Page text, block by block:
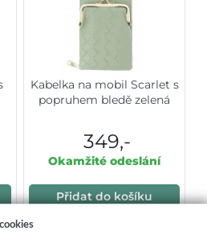
Kabelka na mobil Scarlet s
popruhem bledě zelená
349,-
Okamžité odeslání
Přidat do košíku